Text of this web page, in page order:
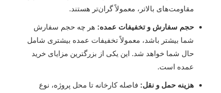
مقاومت‌های بالاتر، معمولاً گران‌تر هستند.
حجم سفارش و تخفیفات عمده: هر چه حجم سفارش
شما بیشتر باشد، معمولاً تخفیفات عمده بیشتری شامل
حال شما خواهد شد. این یکی از بزرگترین مزایای خرید
عمده است.
هزینه حمل و نقل: فاصله کارخانه تا محل پروژه، نوع